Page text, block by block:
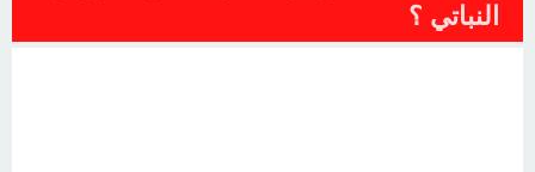
النباتي ؟